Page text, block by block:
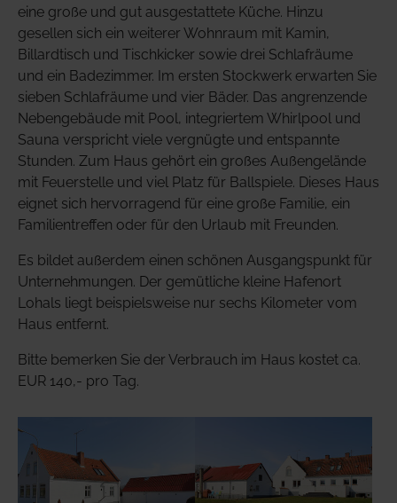
eine große und gut ausgestattete Küche. Hinzu
gesellen sich ein weiterer Wohnraum mit Kamin,
Billardtisch und Tischkicker sowie drei Schlafräume
und ein Badezimmer. Im ersten Stockwerk erwarten Sie
sieben Schlafräume und vier Bäder. Das angrenzende
Nebengebäude mit Pool, integriertem Whirlpool und
Sauna verspricht viele vergnügte und entspannte
Stunden. Zum Haus gehört ein großes Außengelände
mit Feuerstelle und viel Platz für Ballspiele. Dieses Haus
eignet sich hervorragend für eine große Familie, ein
Familientreffen oder für den Urlaub mit Freunden.
Es bildet außerdem einen schönen Ausgangspunkt für
Unternehmungen. Der gemütliche kleine Hafenort
Lohals liegt beispielsweise nur sechs Kilometer vom
Haus entfernt.
Bitte bemerken Sie der Verbrauch im Haus kostet ca.
EUR 140,- pro Tag.
Show larger version